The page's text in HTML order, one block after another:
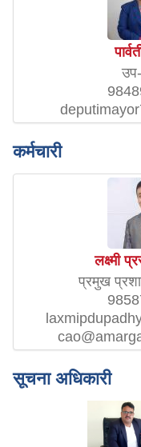
कर्मचारी
लक्ष्मी
प्रमुख
सूचना अधिकारी